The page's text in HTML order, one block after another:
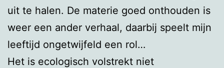
uit te halen. De materie goed onthouden is
weer een ander verhaal, daarbij speelt mijn
leeftijd ongetwijfeld een rol…
Het is ecologisch volstrekt niet